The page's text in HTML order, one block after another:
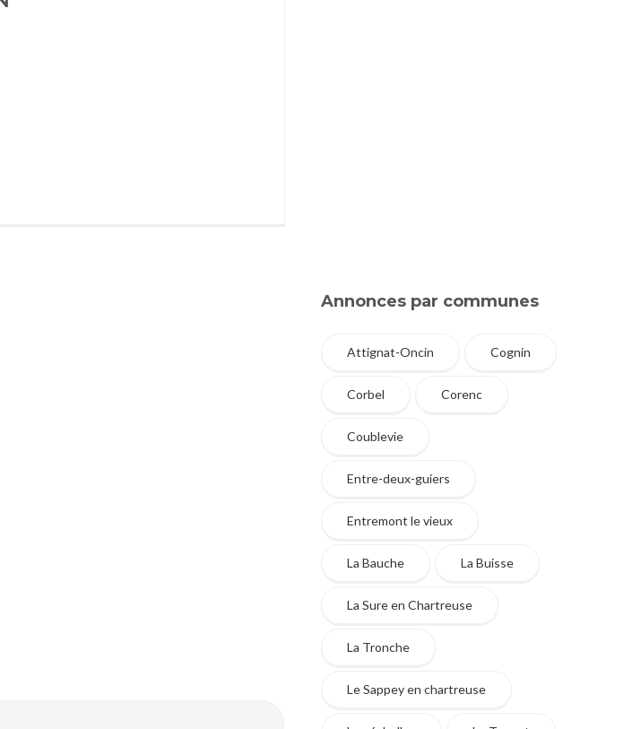
Annonces par communes
Attignat-Oncin Cognin
Corbel Corenc
Coublevie
Entre-deux-guiers
Entremont le vieux
La Bauche La Buisse
La Sure en Chartreuse
La Tronche
Le Sappey en chartreuse